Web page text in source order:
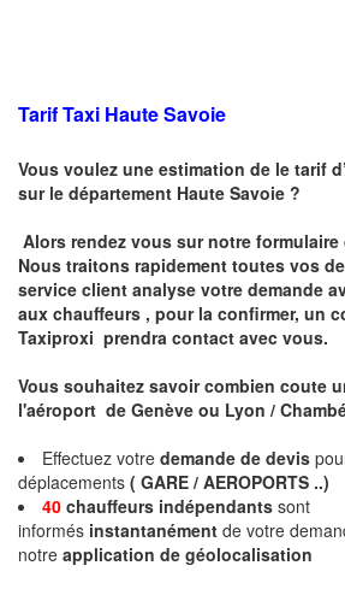
Tarif Taxi Haute Savoie
Vous voulez une estimation de le tarif
sur le département Haute Savoie ?
Alors rendez vous sur notre formulaire
Nous traitons rapidement toutes vos
service client analyse votre demande
aux chauffeurs , pour la confirmer, un
Taxiproxi prendra contact avec vous.
Vous souhaitez savoir combien coute
l'aéroport de Genève ou Lyon /
Effectuez votre demande de devis
déplacements ( GARE / AEROPORTS ..)
40 chauffeurs indépendants sont
informés instantanément de votre
notre application de géolocalisation